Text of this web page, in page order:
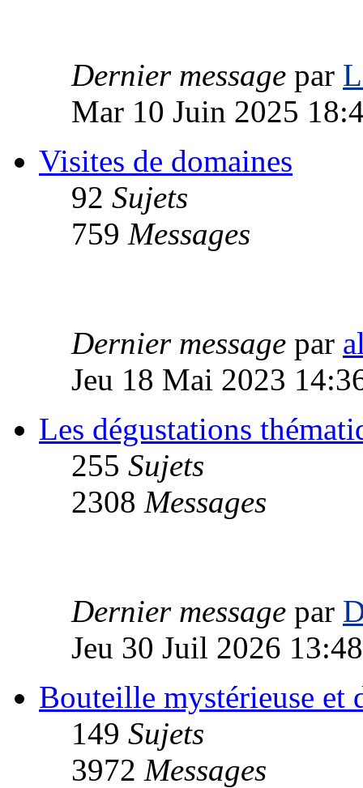
Dernier message par
Mar 10 Juin 2025
Visites de domaines
92 Sujets
759 Messages
Dernier message par
Jeu 18 Mai 2023
Les dégustations
255 Sujets
2308 Messages
Dernier message par
Jeu 30 Juil 2026 13:48
Bouteille mystérieuse et
149 Sujets
3972 Messages